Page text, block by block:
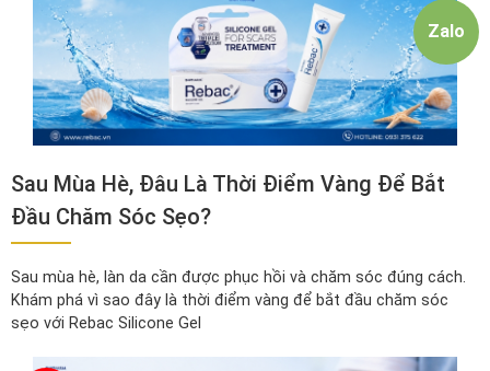
Sau Mùa Hè, Đâu Là Thời Điểm Vàng Để Bắt
Đầu Chăm Sóc Sẹo?
Sau mùa hè, làn da cần được phục hồi và chăm sóc đúng cách.
Khám phá vì sao đây là thời điểm vàng để bắt đầu chăm sóc
sẹo với Rebac Silicone Gel
Zalo